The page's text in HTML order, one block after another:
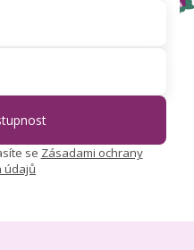
se Zásadami ochrany
údajů